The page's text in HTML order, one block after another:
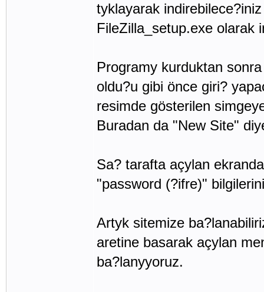
tyklayarak
FileZilla_setup.exe olarak
Programy kurduktan
oldu?u gibi önce giri?
resimde gösterilen
Buradan da "New Site"
Sa? tarafta açylan
"password (?ifre)"
Artyk sitemize
aretine basarak açylan
ba?lanyyoruz.